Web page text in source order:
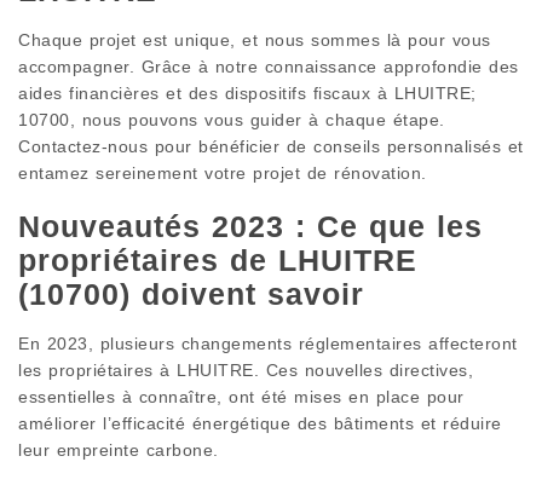
Chaque projet est unique, et nous sommes là pour vous
accompagner. Grâce à notre connaissance approfondie des
aides financières et des dispositifs fiscaux à LHUITRE;
10700, nous pouvons vous guider à chaque étape.
Contactez-nous pour bénéficier de conseils personnalisés et
entamez sereinement votre projet de rénovation.
Nouveautés 2023 : Ce que les
propriétaires de LHUITRE
(10700) doivent savoir
En 2023, plusieurs changements réglementaires affecteront
les propriétaires à LHUITRE. Ces nouvelles directives,
essentielles à connaître, ont été mises en place pour
améliorer l’efficacité énergétique des bâtiments et réduire
leur empreinte carbone.